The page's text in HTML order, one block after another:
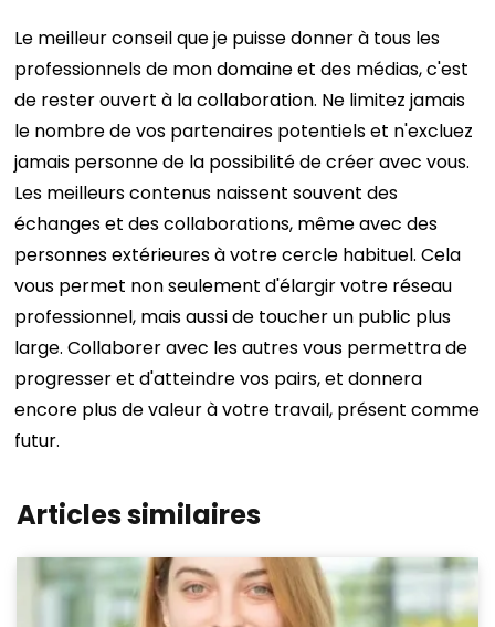
Le meilleur conseil que je puisse donner à tous les
professionnels de mon domaine et des médias, c'est
de rester ouvert à la collaboration. Ne limitez jamais
le nombre de vos partenaires potentiels et n'excluez
jamais personne de la possibilité de créer avec vous.
Les meilleurs contenus naissent souvent des
échanges et des collaborations, même avec des
personnes extérieures à votre cercle habituel. Cela
vous permet non seulement d'élargir votre réseau
professionnel, mais aussi de toucher un public plus
large. Collaborer avec les autres vous permettra de
progresser et d'atteindre vos pairs, et donnera
encore plus de valeur à votre travail, présent comme
futur.
Articles similaires